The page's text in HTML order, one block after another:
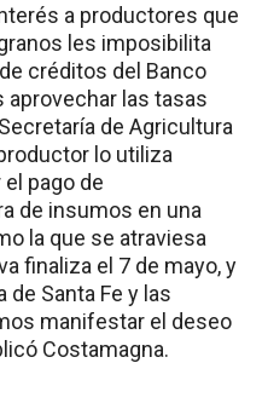
a productores que
les imposibilita
créditos del Banco
aprovechar las tasas
de Agricultura
lo utiliza
pago de
de insumos en una
la que se atraviesa
finaliza el 7 de mayo, y
de Santa Fe y las
manifestar el deseo
Costamagna.